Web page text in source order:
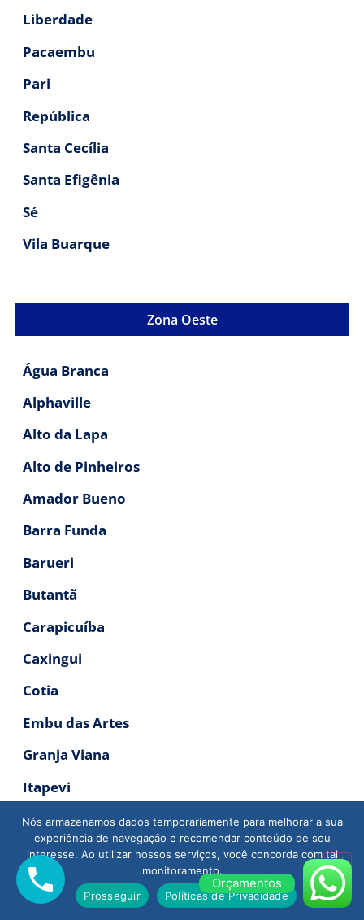
Liberdade
Pacaembu
Pari
República
Santa Cecília
Santa Efigênia
Sé
Vila Buarque
Zona Oeste
Água Branca
Alphaville
Alto da Lapa
Alto de Pinheiros
Amador Bueno
Barra Funda
Barueri
Butantã
Carapicuíba
Caxingui
Cotia
Embu das Artes
Granja Viana
Itapevi
Jaguaré
Jandira
Jaraguá
Orçamentos
Nós armazenamos dados temporariamente para melhorar a sua
experiência de navegação e recomendar conteúdo de seu
interesse. Ao utilizar nossos serviços, você concorda com tal
monitoramento.
Prosseguir
Políticas de Privacidade